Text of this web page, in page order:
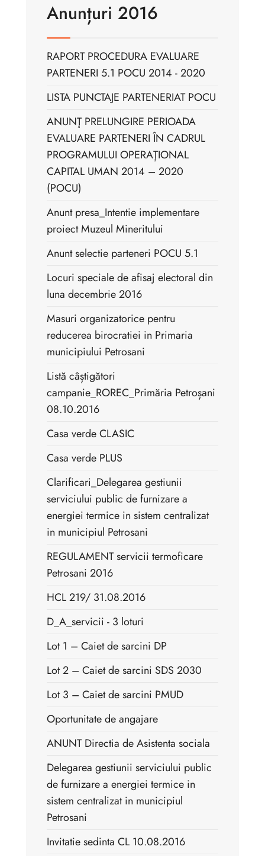
Anunțuri 2016
RAPORT PROCEDURA EVALUARE
PARTENERI 5.1 POCU 2014 - 2020
LISTA PUNCTAJE PARTENERIAT POCU
ANUNŢ PRELUNGIRE PERIOADA
EVALUARE PARTENERI ÎN CADRUL
PROGRAMULUI OPERAŢIONAL
CAPITAL UMAN 2014 – 2020
(POCU)
Anunt presa_Intentie implementare
proiect Muzeul Mineritului
Anunt selectie parteneri POCU 5.1
Locuri speciale de afisaj electoral din
luna decembrie 2016
Masuri organizatorice pentru
reducerea birocratiei in Primaria
municipiului Petrosani
Listă câștigători
campanie_ROREC_Primăria Petroșani
08.10.2016
Casa verde CLASIC
Casa verde PLUS
Clarificari_Delegarea gestiunii
serviciului public de furnizare a
energiei termice in sistem centralizat
in municipiul Petrosani
REGULAMENT servicii termoficare
Petrosani 2016
HCL 219/ 31.08.2016
D_A_servicii - 3 loturi
Lot 1 – Caiet de sarcini DP
Lot 2 – Caiet de sarcini SDS 2030
Lot 3 – Caiet de sarcini PMUD
Oportunitate de angajare
ANUNT Directia de Asistenta sociala
Delegarea gestiunii serviciului public
de furnizare a energiei termice in
sistem centralizat in municipiul
Petrosani
Invitatie sedinta CL 10.08.2016